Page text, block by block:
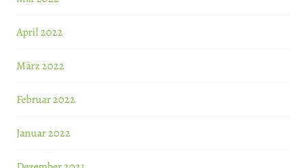
April 2022
März 2022
Februar 2022
Januar 2022